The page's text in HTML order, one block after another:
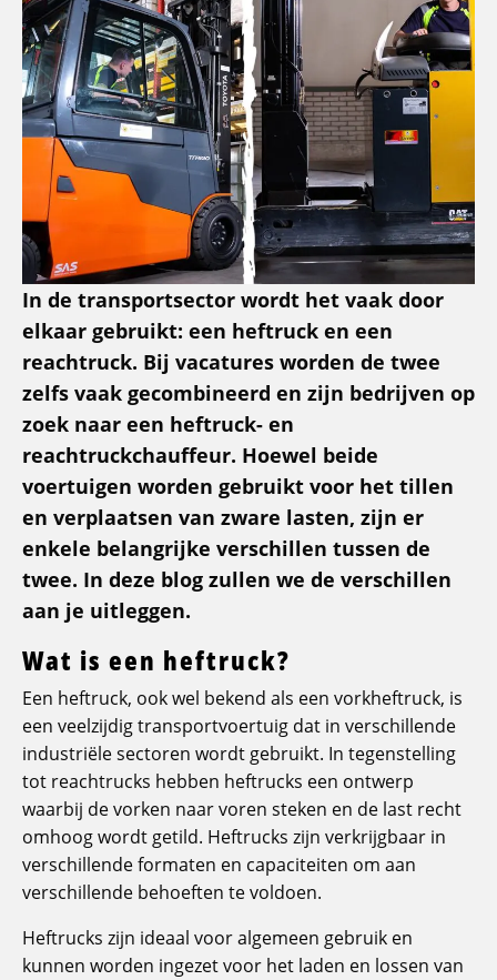
In de transportsector wordt het vaak door
elkaar gebruikt: een heftruck en een
reachtruck. Bij vacatures worden de twee
zelfs vaak gecombineerd en zijn bedrijven op
zoek naar een heftruck- en
reachtruckchauffeur. Hoewel beide
voertuigen worden gebruikt voor het tillen
en verplaatsen van zware lasten, zijn er
enkele belangrijke verschillen tussen de
twee. In deze blog zullen we de verschillen
aan je uitleggen.
Wat is een heftruck?
Een heftruck, ook wel bekend als een vorkheftruck, is
een veelzijdig transportvoertuig dat in verschillende
industriële sectoren wordt gebruikt. In tegenstelling
tot reachtrucks hebben heftrucks een ontwerp
waarbij de vorken naar voren steken en de last recht
omhoog wordt getild. Heftrucks zijn verkrijgbaar in
verschillende formaten en capaciteiten om aan
verschillende behoeften te voldoen.
Heftrucks zijn ideaal voor algemeen gebruik en
kunnen worden ingezet voor het laden en lossen van